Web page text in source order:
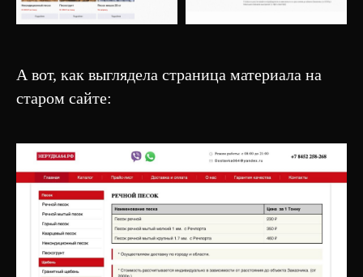
А вот, как выглядела страница материала на
старом сайте: